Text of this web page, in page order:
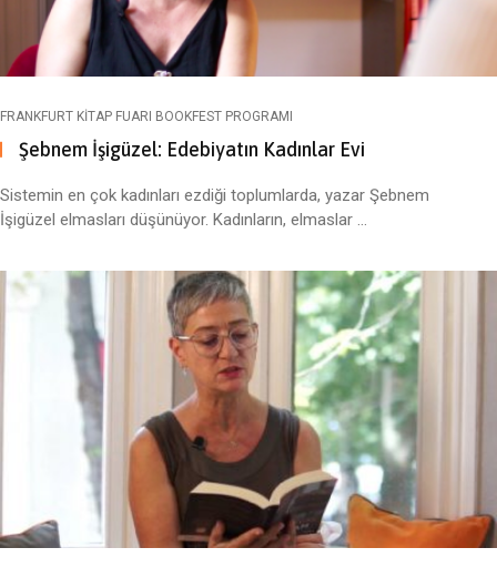
FRANKFURT KITAP FUARI BOOKFEST PROGRAMI
Şebnem İşigüzel: Edebiyatın Kadınlar Evi
Sistemin en çok kadınları ezdiği toplumlarda, yazar Şebnem
İşigüzel elmasları düşünüyor. Kadınların, elmaslar ...